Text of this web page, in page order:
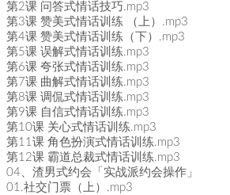
第2课 问答式情话技巧.mp3
第3课 赞美式情话训练 （上）.mp3
第4课 赞美式情话训练（下）.mp3
第5课 误解式情话训练.mp3
第6课 夸张式情话训练.mp3
第7课 曲解式情话训练.mp3
第8课 调侃式情话训练.mp3
第9课 自信式情话训练.mp3
第10课 关心式情话训练.mp3
第11课 角色扮演式情话训练.mp3
第12课 霸道总裁式情话训练.mp3
04、渣男式约会「实战派约会操作」
01.社交门票（上）.mp3